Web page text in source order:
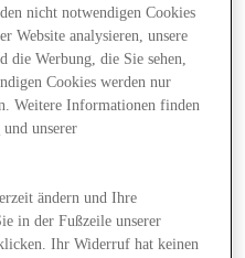
nicht notwendigen Cookies
Website analysieren, unsere
die Werbung, die Sie sehen,
Cookies werden nur
Weitere Informationen finden
und unserer
ändern und Ihre
in der Fußzeile unserer
Ihr Widerruf hat keinen